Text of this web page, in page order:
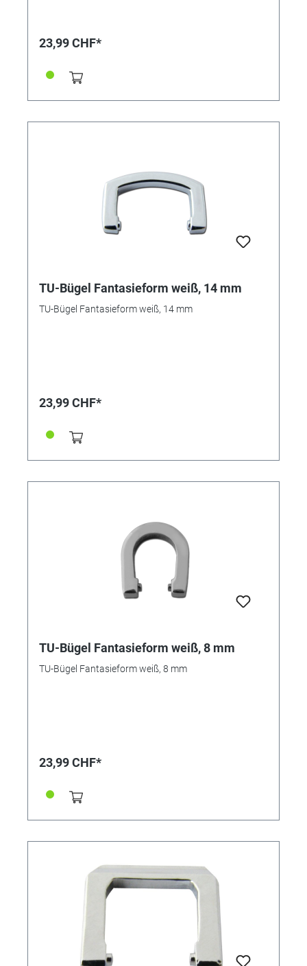
23,99 CHF*
TU-Bügel Fantasieform weiß, 14 mm
TU-Bügel Fantasieform weiß, 14 mm
23,99 CHF*
TU-Bügel Fantasieform weiß, 8 mm
TU-Bügel Fantasieform weiß, 8 mm
23,99 CHF*